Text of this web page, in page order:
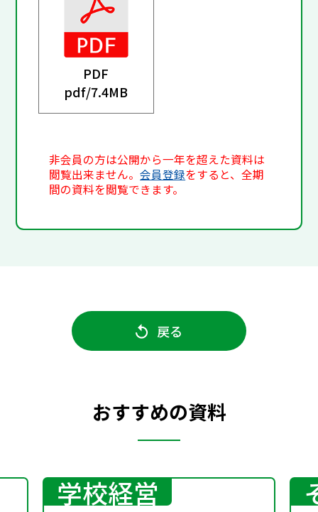
PDF
pdf/7.4MB
非会員の方は公開から一年を超えた資料は
閲覧出来ません。会員登録をすると、全期
間の資料を閲覧できます。
戻る
おすすめの資料
学校経営